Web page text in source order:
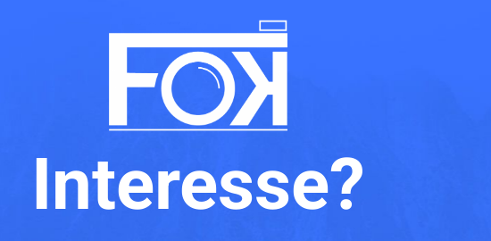
Interesse?